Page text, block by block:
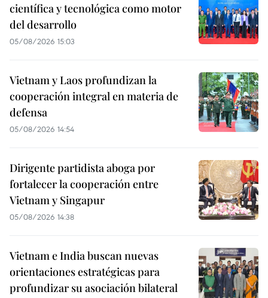
científica y tecnológica como motor
del desarrollo
05/08/2026 15:03
Vietnam y Laos profundizan la
cooperación integral en materia de
defensa
05/08/2026 14:54
Dirigente partidista aboga por
fortalecer la cooperación entre
Vietnam y Singapur
05/08/2026 14:38
Vietnam e India buscan nuevas
orientaciones estratégicas para
profundizar su asociación bilateral